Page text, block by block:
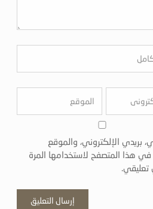
بريدي الإلكتروني، والموقع
في هذا المتصفح لاستخدامها المرة
تعليقي.